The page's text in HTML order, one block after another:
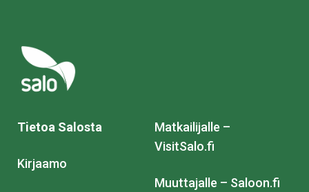
Tietoa Salosta
Kirjaamo
Matkailijalle –
VisitSalo.fi
Muuttajalle – Saloon.fi